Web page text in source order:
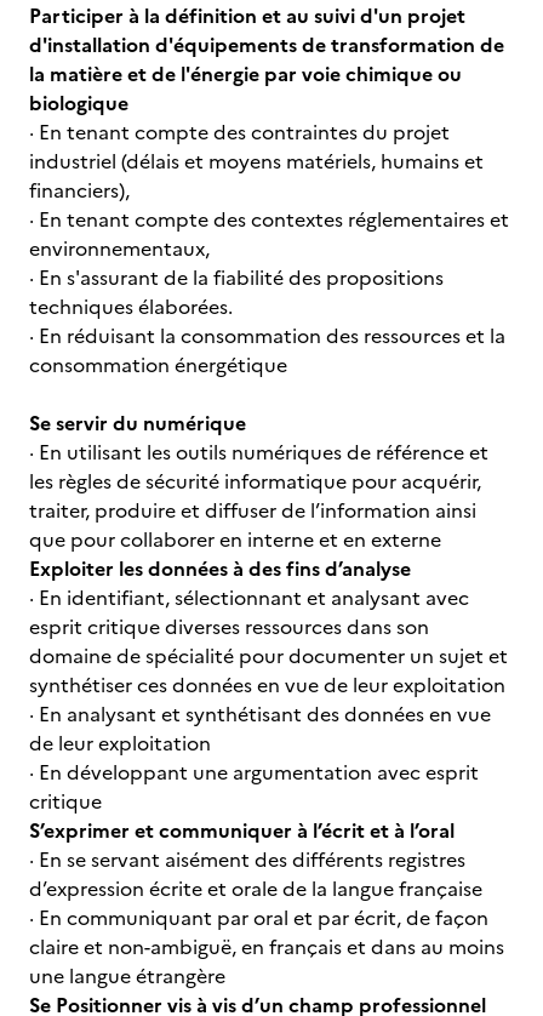
Participer à la définition et au suivi d'un projet
d'installation d'équipements de transformation de
la matière et de l'énergie par voie chimique ou
biologique
· En tenant compte des contraintes du projet
industriel (délais et moyens matériels, humains et
financiers),
· En tenant compte des contextes réglementaires et
environnementaux,
· En s'assurant de la fiabilité des propositions
techniques élaborées.
· En réduisant la consommation des ressources et la
consommation énergétique
Se servir du numérique
· En utilisant les outils numériques de référence et
les règles de sécurité informatique pour acquérir,
traiter, produire et diffuser de l’information ainsi
que pour collaborer en interne et en externe
Exploiter les données à des fins d’analyse
· En identifiant, sélectionnant et analysant avec
esprit critique diverses ressources dans son
domaine de spécialité pour documenter un sujet et
synthétiser ces données en vue de leur exploitation
· En analysant et synthétisant des données en vue
de leur exploitation
· En développant une argumentation avec esprit
critique
S’exprimer et communiquer à l’écrit et à l’oral
· En se servant aisément des différents registres
d’expression écrite et orale de la langue française
· En communiquant par oral et par écrit, de façon
claire et non-ambiguë, en français et dans au moins
une langue étrangère
Se Positionner vis à vis d’un champ professionnel